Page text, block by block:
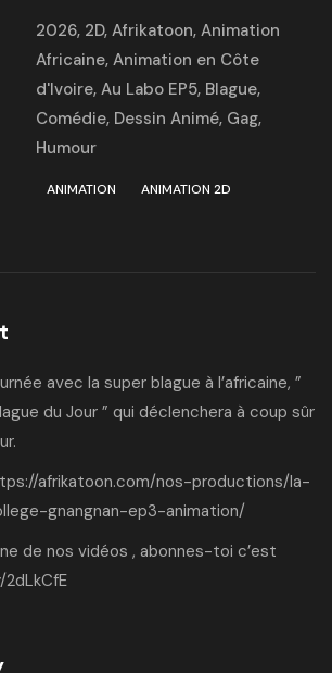
2026, 2D, Afrikatoon, Animation
Africaine, Animation en Côte
d'Ivoire, Au Labo EP5, Blague,
Comédie, Dessin Animé, Gag,
Humour
ANIMATION ANIMATION 2D
avec la super blague à l’africaine, ”
du Jour ” qui déclenchera à coup sûr
afrikatoon.com/nos-productions/la-
gnangnan-ep3-animation/
de nos vidéos , abonnes-toi c’est